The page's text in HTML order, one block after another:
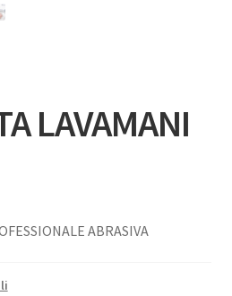
LAVAMANI
ABRASIVA